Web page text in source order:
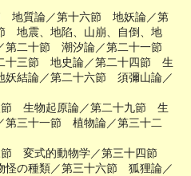
質論／第十六節 地妖論／第
地震、地陷、山崩、自倒、地
第二十節 潮汐論／第二十一節
十三節 地史論／第二十四節 生
結論／第二十六節 須彌山論／
生物起原論／第二十九節 生
三十一節 植物論／第三十二
変式的動物学／第三十四節
の種類／第三十六節 狐狸論／